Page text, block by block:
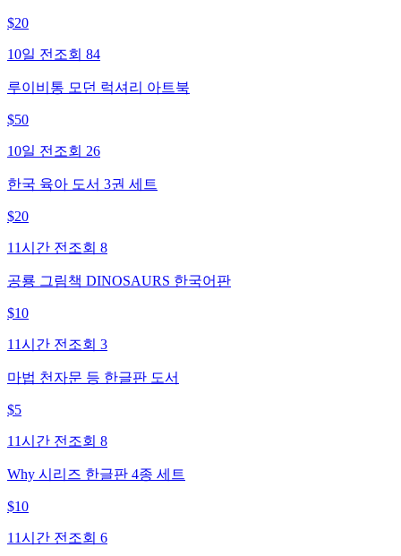
$20
10일 전 조회 84
루이비통 모던 럭셔리 아트북
$50
10일 전 조회 26
한국 육아 도서 3권 세트
$20
11시간 전 조회 8
공룡 그림책 DINOSAURS 한국어판
$10
11시간 전 조회 3
마법 천자문 등 한글판 도서
$5
11시간 전 조회 8
Why 시리즈 한글판 4종 세트
$10
11시간 전 조회 6